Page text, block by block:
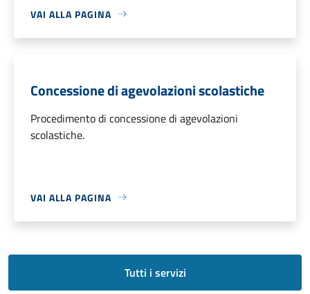
VAI ALLA PAGINA
Concessione di agevolazioni scolastiche
Procedimento di concessione di agevolazioni
scolastiche.
VAI ALLA PAGINA
Tutti i servizi